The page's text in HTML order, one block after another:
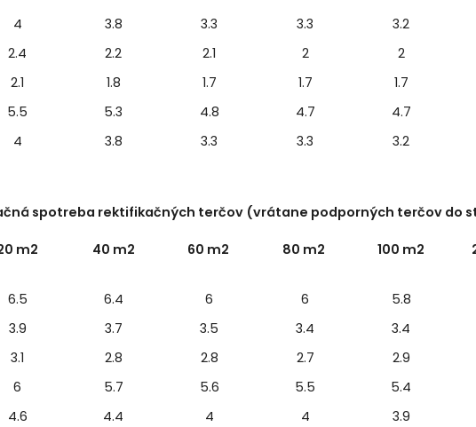
4 3.8 3.3 3.3 3.2
2.4 2.2 2.1 2 2
2.1 1.8 1.7 1.7 1.7
5.5 5.3 4.8 4.7 4.7
4 3.8 3.3 3.3 3.2
spotreba rektifikačných terčov (vrátane podporných terčov do
m2 40 m2 60 m2 80 m2 100 m2
6.5 6.4 6 6 5.8
3.9 3.7 3.5 3.4 3.4
3.1 2.8 2.8 2.7 2.9
6 5.7 5.6 5.5 5.4
4.6 4.4 4 4 3.9